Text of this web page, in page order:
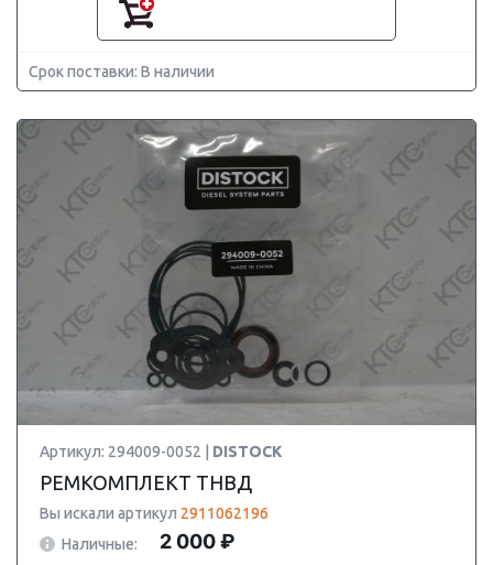
Срок поставки: В наличии
Артикул: 294009-0052 | DISTOCK
РЕМКОМПЛЕКТ ТНВД
Вы искали артикул 2911062196
Наличные:
2 000 ₽